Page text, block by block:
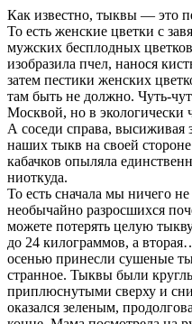
Как известно, тыквы — это
То есть женские цветки с
мужских бесплодных
изобразила пчел, нанося
затем пестики женских
там быть не должно. Чуть-
Москвой, но в экологически
А соседи справа, высиживая
наших тыкв на своей
кабачков опыляла
ниоткуда.
То есть сначала мы ничего
необычайно разросшихся
можете потерять целую
до 24 килограммов, а
осенью принесли сушеные
странное. Тыквы были
приплюснутыми сверху и
оказался зеленым,